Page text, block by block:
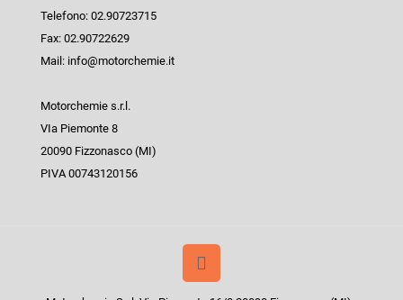
Telefono: 02.90723715
Fax: 02.90722629
Mail: info@motorchemie.it
Motorchemie s.r.l.
VIa Piemonte 8
20090 Fizzonasco (MI)
PIVA 00743120156